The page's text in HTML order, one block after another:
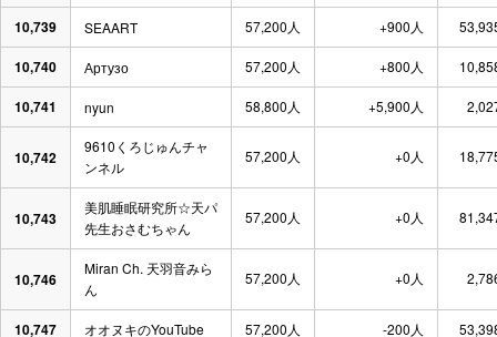
10,739 SEAART 57,200人 +900人
10,740 Артузо 57,200人 +800人
10,741 nyun 58,800人 +5,900人
10,742
9610くろじゅんチャ
ンネル
57,200人 +0人
10,743
美肌睡眠研究所☆天パ
先生おさむちゃん
57,200人 +0人
10,746
Miran Ch. 天羽音みら
ん
57,200人 +0人
10,747 オオヌキのYouTube 57,200人 -200人